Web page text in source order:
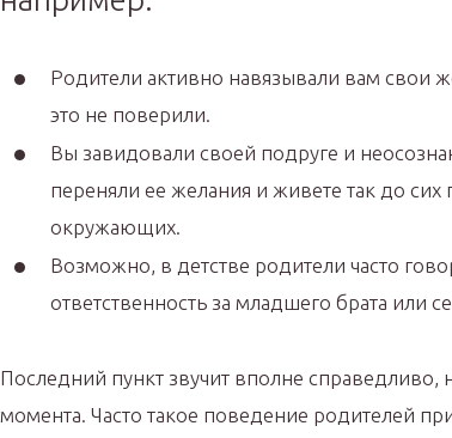
Родители активно навязывали вам свои
это не поверили.
Вы завидовали своей подруге и
переняли ее желания и живете так до сих
окружающих.
Возможно, в детстве родители часто
ответственность за младшего брата или
Последний пункт звучит вполне справедливо,
момента. Часто такое поведение родителей